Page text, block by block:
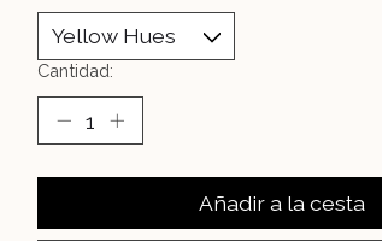
Cantidad:
Añadir a la cesta